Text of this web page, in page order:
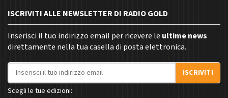
ISCRIVITI ALLE NEWSLETTER DI RADIO GOLD
Inserisci il tuo indirizzo email per ricevere le ultime news
direttamente nella tua casella di posta elettronica.
Indirizzo email
ISCRIVITI
Scegli le tue edizioni: